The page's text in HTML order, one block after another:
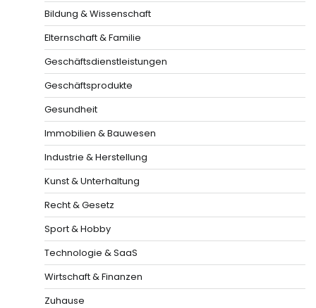
Bildung & Wissenschaft
Elternschaft & Familie
Geschäftsdienstleistungen
Geschäftsprodukte
Gesundheit
Immobilien & Bauwesen
Industrie & Herstellung
Kunst & Unterhaltung
Recht & Gesetz
Sport & Hobby
Technologie & SaaS
Wirtschaft & Finanzen
Zuhause